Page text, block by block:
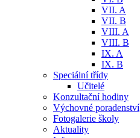
VII. A
VII. B
VIII. A
VIII. B
IX. A
IX. B
Speciální třídy
Učitelé
Konzultační hodiny
Výchovné poradenství
Fotogalerie školy
Aktuality